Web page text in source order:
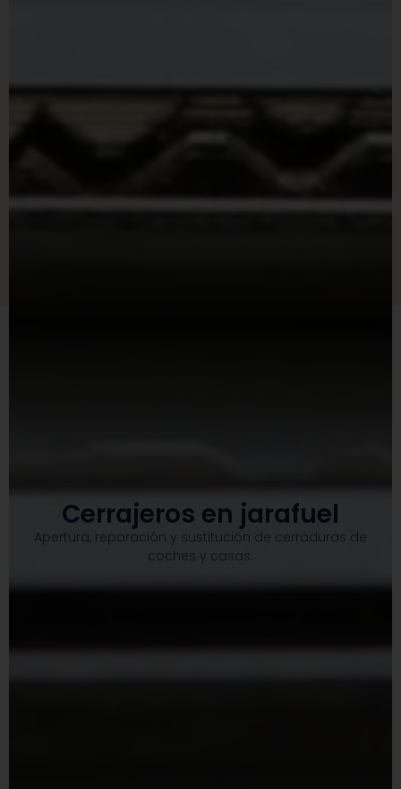
Cerrajeros en jarafuel
Apertura, reparación y sustitución de cerraduras de
coches y casas.​